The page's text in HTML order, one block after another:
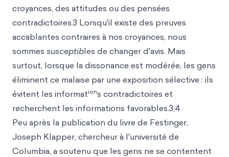
croyances, des attitudes ou des pensées
contradictoires.3 Lorsqu'il existe des preuves
accablantes contraires à nos croyances, nous
sommes susceptibles de changer d'avis. Mais
surtout, lorsque la dissonance est modérée, les gens
éliminent ce malaise par une exposition sélective : ils
évitent les informations contradictoires et
recherchent les informations favorables.3,4
Peu après la publication du livre de Festinger,
Joseph Klapper, chercheur à l'université de
Columbia, a soutenu que les gens ne se contentent